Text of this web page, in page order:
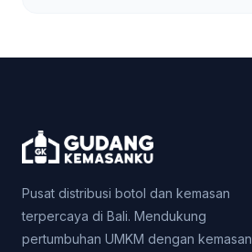
Pusat distribusi botol dan kemasan
terpercaya di Bali. Mendukung
pertumbuhan UMKM dengan kemasan